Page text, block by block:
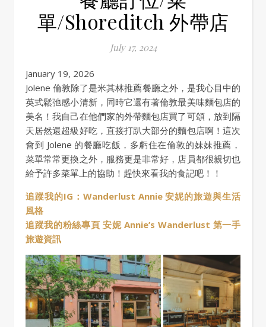
單/Shoreditch 外帶店
July 17, 2024
January 19, 2026
Jolene 倫敦除了是米其林推薦餐廳之外，是我心目中的
英式鬆弛感小清新，同時它還有著倫敦最美味麵包店的
美名！我自己在他們家的外帶麵包店買了可頌，放到隔
天居然還超級好吃，直接打趴大部分的麵包店啊！這次
會到 Jolene 的餐廳吃飯，多虧住在倫敦的妹妹推薦，
菜單常常更換之外，服務更是非常好，店員都很親切也
給予許多菜單上的協助！趕快來看我的食記吧！！
追蹤我的IG：Wanderlust Annie 安妮的旅遊與生活
風格
追蹤我的粉絲專頁 安妮 Annie’s Wanderlust 第一手
旅遊資訊